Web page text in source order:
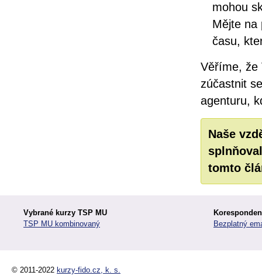
mohou
Mějte na
času,
Věříme, že
zúčastnit
agenturu,
Naše
tomto
Vybrané kurzy TSP MU
TSP MU kombinovaný
Bezplatný
© 2011-2022 kurzy-fido.cz, k. s.